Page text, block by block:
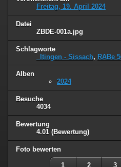
Freitag, 19. April 2024
Datei
ZBDE-001a.jpg
Schlagworte
_Itingen - Sissach, RABe
Alben
2024
Besuche
4034
Bewertung
4.01 (Bewertung)
Foto bewerten
1 2 3